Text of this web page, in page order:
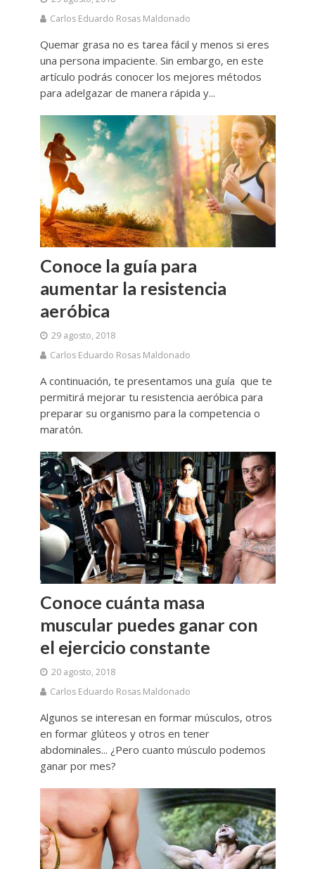
Carlos Eduardo Rosas Maldonado
Quemar grasa no es tarea fácil y menos si eres
una persona impaciente. Sin embargo, en este
artículo podrás conocer los mejores métodos
para adelgazar de manera rápida y...
Conoce la guía para
aumentar la resistencia
aeróbica
29 agosto, 2018
Carlos Eduardo Rosas Maldonado
A continuación, te presentamos una guía que te
permitirá mejorar tu resistencia aeróbica para
preparar su organismo para la competencia o
maratón.
Conoce cuánta masa
muscular puedes ganar con
el ejercicio constante
20 agosto, 2018
Carlos Eduardo Rosas Maldonado
Algunos se interesan en formar músculos, otros
en formar glúteos y otros en tener
abdominales... ¿Pero cuanto músculo podemos
ganar por mes?